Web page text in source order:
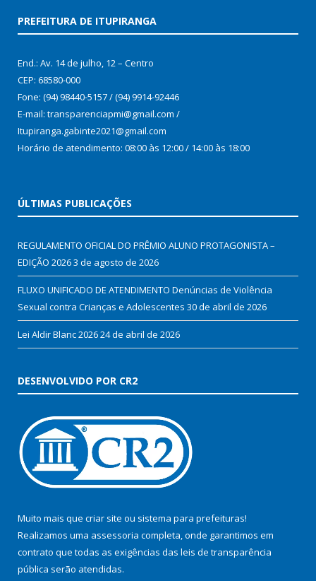
PREFEITURA DE ITUPIRANGA
End.: Av. 14 de julho, 12 – Centro
CEP: 68580-000
Fone: (94) 98440-5157 / (94) 9914-92446
E-mail: transparenciapmi@gmail.com /
Itupiranga.gabinte2021@gmail.com
Horário de atendimento: 08:00 às 12:00 / 14:00 às 18:00
ÚLTIMAS PUBLICAÇÕES
REGULAMENTO OFICIAL DO PRÊMIO ALUNO PROTAGONISTA –
EDIÇÃO 20263 de agosto de 2026
FLUXO UNIFICADO DE ATENDIMENTO Denúncias de Violência
Sexual contra Crianças e Adolescentes 30 de abril de 2026
Lei Aldir Blanc 202624 de abril de 2026
DESENVOLVIDO POR CR2
Muito mais que criar site ou sistema para prefeituras!
Realizamos uma assessoria completa, onde garantimos em
contrato que todas as exigências das leis de transparência
pública serão atendidas.